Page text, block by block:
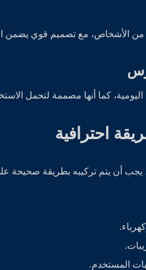
من الأشخاص، مع تصميم قوي يضمن
كما أنها مصممة لتحمل
احترافية
يجب أن يتم تركيبه بطريقة
المستخدم.